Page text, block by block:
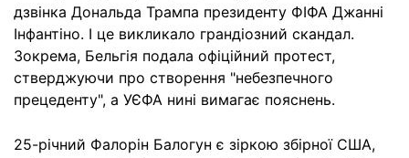
дзвінка Дональда Трампа президенту ФІФА Джанні
Інфантіно. І це викликало грандіозний скандал.
Зокрема, Бельгія подала офіційний протест,
стверджуючи про створення "небезпечного
прецеденту", а УЄФА нині вимагає пояснень.
25-річний Фалорін Балогун є зіркою збірної США,